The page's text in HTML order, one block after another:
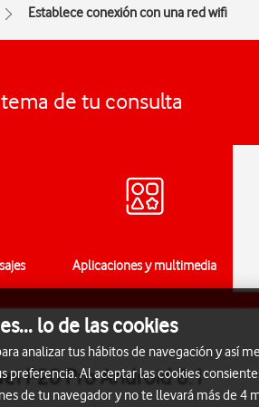
Establece conexión con una red wifi
de tu consulta
Aplicaciones y multimedia
P20 Pro Android 8.1
lo de las cookies
analizar tus hábitos de navegación y así
Al aceptar las cookies
de tu navegador y no te llevará más de 4